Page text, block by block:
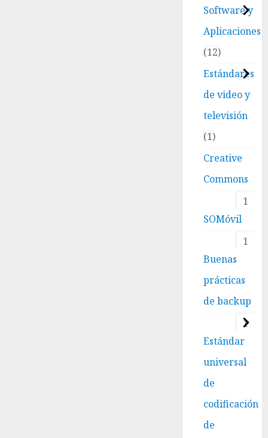
Software y
Aplicaciones
12
Estándares
de video y
televisión
1
Creative
Commons
1
SOMóvil
1
Buenas
prácticas
de backup
1
Estándar
universal
de
codificación
de